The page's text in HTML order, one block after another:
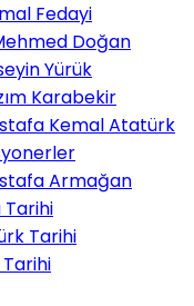
Fedayi
Doğan
Yürük
Karabekir
Kemal Atatürk
Armağan
Tarihi
Tarihi